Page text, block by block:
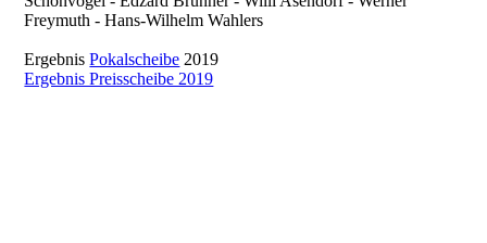
Freymuth - Hans-Wilhelm Wahlers
ErgebnisPokalscheibe 2019
Ergebnis Preisscheibe 2019